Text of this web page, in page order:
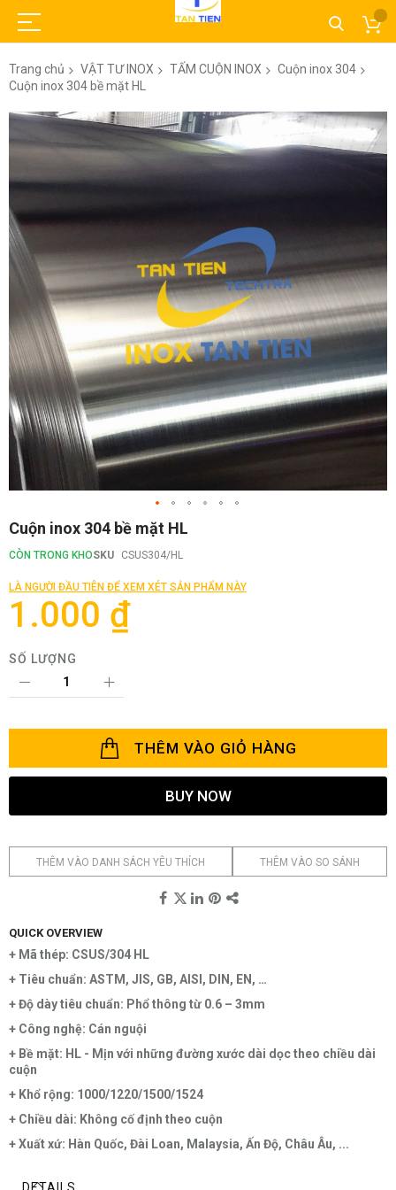
Trang chủ VẬT TƯ INOX TẤM CUỘN INOX
Cuộn inox 304
Cuộn inox 304 bề mặt HL
Chuyển
phần
của
thư
viện
hình
ảnh
Chuyển
phần
của
thư
hình
Cuộn inox 304 bề mặt HL
CÒN TRONG KHOSKU CSUS304/HL
LÀ NGƯỜI ĐẦU TIÊN ĐỂ XEM XÉT SẢN PHẨM NÀY
1.000 ₫
SỐ LƯỢNG
THÊM VÀO GIỎ HÀNG
BUY NOW
THÊM VÀO DANH SÁCH YÊU THÍCH THÊM VÀO SO SÁNH
QUICK OVERVIEW
+ Mã thép: CSUS/304 HL
+ Tiêu chuẩn: ASTM, JIS, GB, AISI, DIN, EN, …
+ Độ dày tiêu chuẩn: Phổ thông từ 0.6 – 3mm
+ Công nghệ: Cán nguội
+ Bề mặt: HL - Mịn với những đường xước dài dọc theo chiều dài
cuộn
+ Khổ rộng: 1000/1220/1500/1524
+ Chiều dài: Không cố định theo cuộn
+ Xuất xứ: Hàn Quốc, Đài Loan, Malaysia, Ấn Độ, Châu Âu, ...